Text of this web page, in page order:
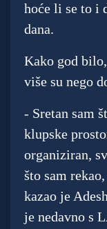
hoće li se to i
dana.
Kako god
više su nego
- Sretan sam
klupske
organiziran,
što sam
kazao je
je nedavno s